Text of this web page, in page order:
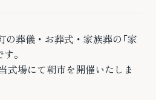
葬儀・お葬式・家族葬の「家
。
式場にて朝市を開催いたしま